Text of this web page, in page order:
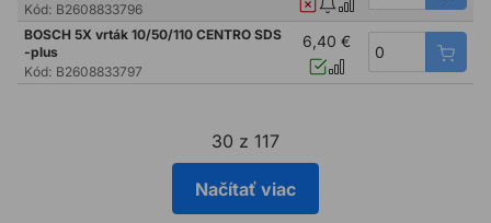
Kód: B2608833796
BOSCH 5X vrták 10/50/110 CENTRO SDS
-plus
Kód: B2608833797
6,40 €
30 z 117
Načítať viac